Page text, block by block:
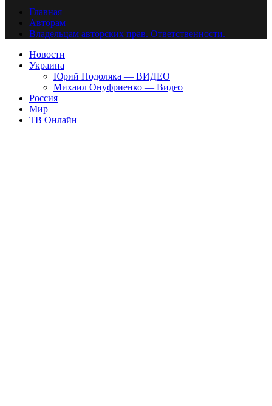
Главная
Авторам
Владельцам авторских прав. Ответственности.
Новости
Украина
Юрий Подоляка — ВИДЕО
Михаил Онуфриенко — Видео
Россия
Мир
ТВ Онлайн